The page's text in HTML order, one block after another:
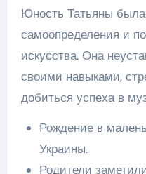
Юность Татьяны
самоопределения и
искусства. Она
своими навыками,
добиться успеха в
Рождение в
Украины.
Родители